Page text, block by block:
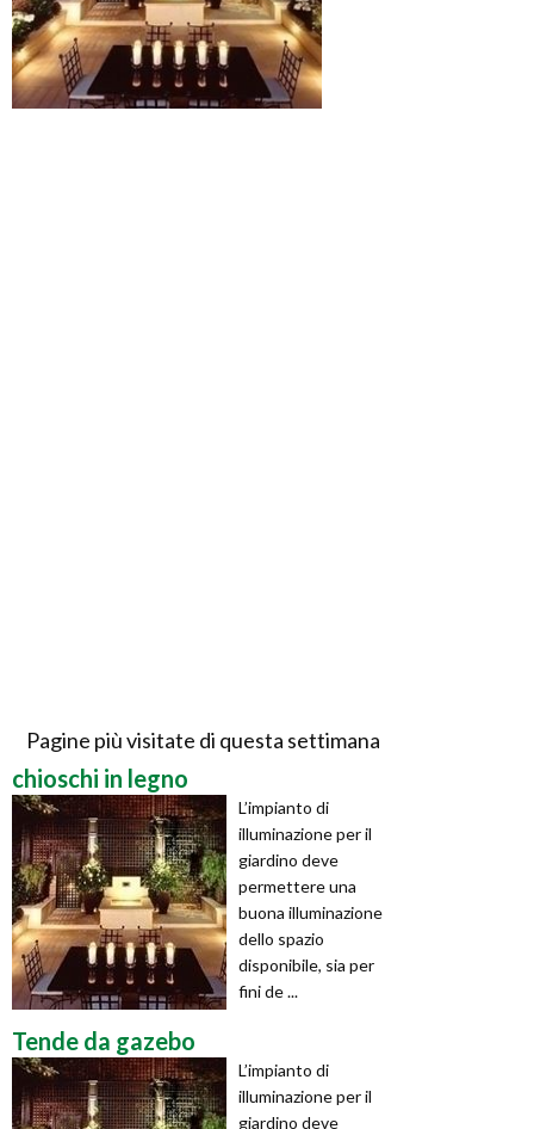
Pagine più visitate di questa settimana
chioschi in legno
L’impianto di
illuminazione per il
giardino deve
permettere una
buona illuminazione
dello spazio
disponibile, sia per
fini de ...
Tende da gazebo
L’impianto di
illuminazione per il
giardino deve